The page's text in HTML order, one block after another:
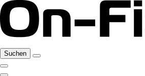
Suchen